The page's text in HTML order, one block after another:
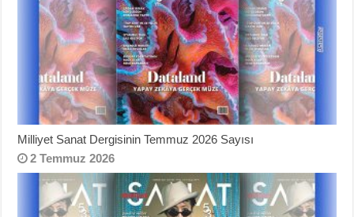
Milliyet Sanat Dergisinin Temmuz 2026 Sayısı
2 Temmuz 2026